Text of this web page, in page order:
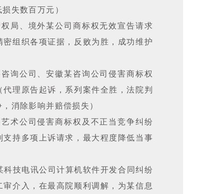
失数百万元）
局、境外某公司商标权无效宣告请求
组织各项证据，反败为胜，成功维护
询公司、安徽某咨询公司侵害商标权
理原告起诉，系列案件全胜，法院判
消除影响并赔偿损失）
术公司侵害商标权及不正当竞争纠纷
持多项上诉请求，最大程度降低当事
科技电讯公司计算机软件开发合同纠纷
介入，在最高院顺利调解，为某信息